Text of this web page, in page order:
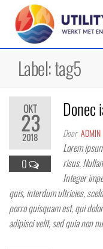
Label:tag5
OKT
23
2018
0
Donec
Door ADMIN
Lorem
risus.
Integer
quis, interdum ultricies,
porro quisquam est, qui
adipisci velit, sed quia non